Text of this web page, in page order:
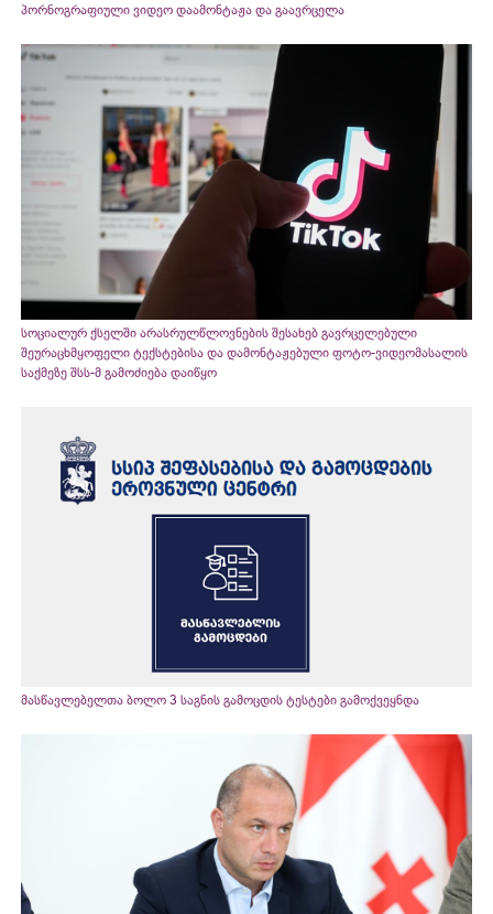
პორნოგრაფიული ვიდეო დაამონტაჟა და გაავრცელა
სოციალურ ქსელში არასრულწლოვნების შესახებ გავრცელებული
შეურაცხმყოფელი ტექსტებისა და დამონტაჟებული ფოტო-ვიდეომასალის
საქმეზე შსს-მ გამოძიება დაიწყო
მასწავლებელთა ბოლო 3 საგნის გამოცდის ტესტები გამოქვეყნდა